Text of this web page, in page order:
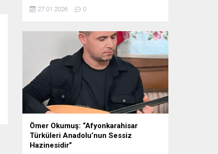
pazarlama stratejilerinin etkili araçlarından
genellikle dikkat çekici ve etkili bir şekilde
konumlandırıldığı için yerel işletmelerden
büyük markalara kadar birçok farklı
sektörde tercih edilmektedir. Elektrik direği
reklamları, şehirlerin kalabalık ve yoğun
bölgelerinde, hareket halindeki kitlelere...
27.01.2026 0
Ömer Okumuş: “Afyonkarahisar
Türküleri Anadolu’nun Sessiz
Hazinesidir”